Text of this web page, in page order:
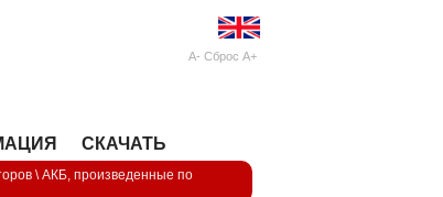
A- Сброс A+
СКАЧАТЬ
\ АКБ, произведенные по